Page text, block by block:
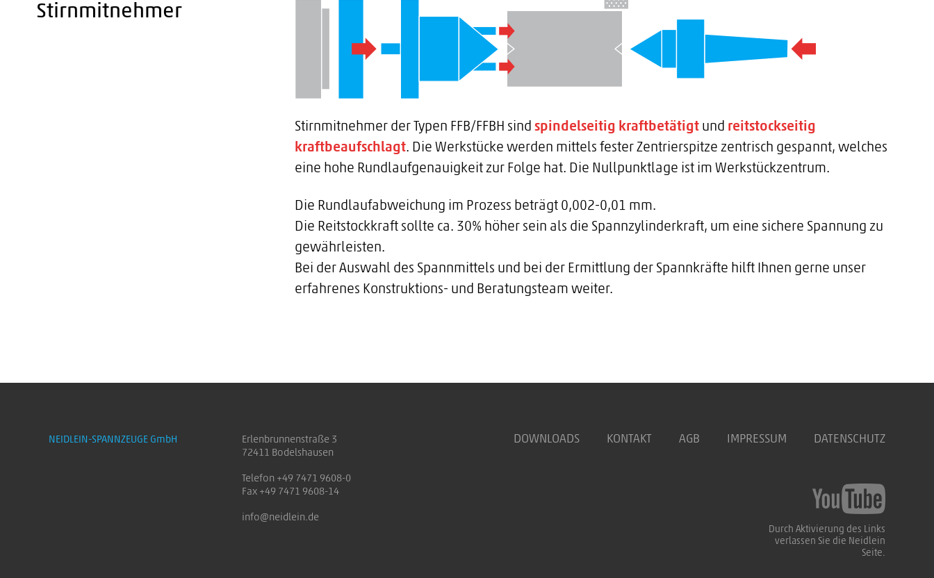
Stirnmitnehmer
Stirnmitnehmer der Typen FFB/FFBH sind spindelseitig kraftbetätigt und reitstockseitig
kraftbeaufschlagt. Die Werkstücke werden mittels fester Zentrierspitze zentrisch gespannt, welches
eine hohe Rundlaufgenauigkeit zur Folge hat. Die Nullpunktlage ist im Werkstückzentrum.
Die Rundlaufabweichung im Prozess beträgt 0,002-0,01 mm.
Die Reitstockkraft sollte ca. 30% höher sein als die Spannzylinderkraft, um eine sichere Spannung zu
gewährleisten.
Bei der Auswahl des Spannmittels und bei der Ermittlung der Spannkräfte hilft Ihnen gerne unser
erfahrenes Konstruktions- und Beratungsteam weiter.
NEIDLEIN-SPANNZEUGE GmbH
Erlenbrunnenstraße 3
72411 Bodelshausen
Telefon +49 7471 9608-0
Fax +49 7471 9608-14
info@neidlein.de
DOWNLOADS KONTAKT AGB IMPRESSUM DATENSCHUTZ
Durch Aktivierung des Links
verlassen Sie die Neidlein
Seite.